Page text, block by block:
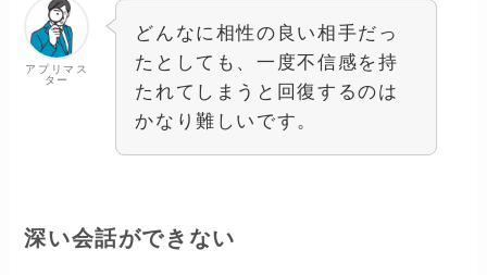
アプリマス
ター
どんなに相性の良い相手だっ
たとしても、一度不信感を持
たれてしまうと回復するのは
かなり難しいです。
深い会話ができない